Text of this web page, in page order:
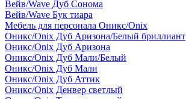
Вейв/Wave Дуб Сонома
Вейв/Wave Бук тиара
Мебель для персонала Оникс/Onix
Оникс/Onix Дуб Аризона/Белый бриллиант
Оникс/Onix Дуб Аризона
Оникс/Onix Дуб Мали/Белый
Оникс/Onix Дуб Мали
Оникс/Onix Дуб Аттик
Оникс/Onix Денвер светлый